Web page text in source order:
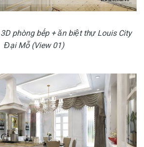
phòng bếp + ăn biệt thự Louis City
Đại Mỗ (View 01)